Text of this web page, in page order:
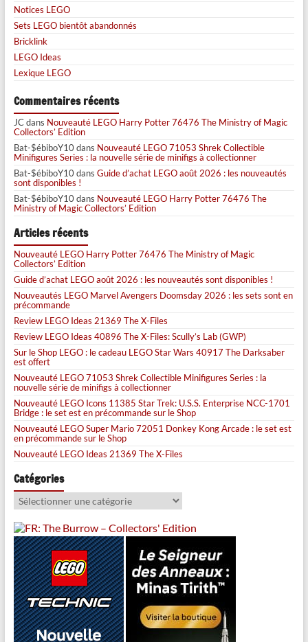
Notices LEGO
Sets LEGO bientôt abandonnés
Bricklink
LEGO Ideas
Lexique LEGO
Commentaires récents
JCdans Nouveauté LEGO Harry Potter 76476 The Ministry of Magic
Collectors’ Edition
Bat-$ébiboY10dans Nouveauté LEGO 71053 Shrek Collectible
Minifigures Series : la nouvelle série de minifigs à collectionner
Bat-$ébiboY10dans Guide d’achat LEGO août 2026 : les nouveautés
sont disponibles !
Bat-$ébiboY10dans Nouveauté LEGO Harry Potter 76476 The
Ministry of Magic Collectors’ Edition
Articles récents
Nouveauté LEGO Harry Potter 76476 The Ministry of Magic
Collectors’ Edition
Guide d’achat LEGO août 2026 : les nouveautés sont disponibles !
Nouveautés LEGO Marvel Avengers Doomsday 2026 : les sets sont en
précommande
Review LEGO Ideas 21369 The X-Files
Review LEGO Ideas 40896 The X-Files: Scully’s Lab (GWP)
Sur le Shop LEGO : le cadeau LEGO Star Wars 40917 The Darksaber
est offert
Nouveauté LEGO 71053 Shrek Collectible Minifigures Series : la
nouvelle série de minifigs à collectionner
Nouveauté LEGO Icons 11385 Star Trek: U.S.S. Enterprise NCC-1701
Bridge : le set est en précommande sur le Shop
Nouveauté LEGO Super Mario 72051 Donkey Kong Arcade : le set est
en précommande sur le Shop
Nouveauté LEGO Ideas 21369 The X-Files
Catégories
Catégories